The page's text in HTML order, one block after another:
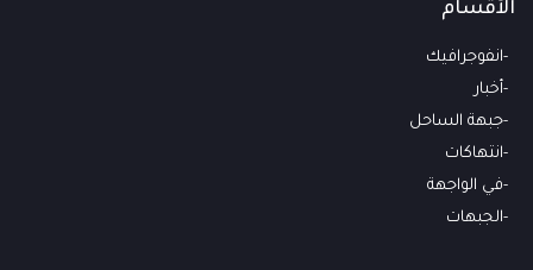
الأقسام
انفوجرافيك
أخبار
جبهة الساحل
انتهاكات
في الواجهة
الجبهات